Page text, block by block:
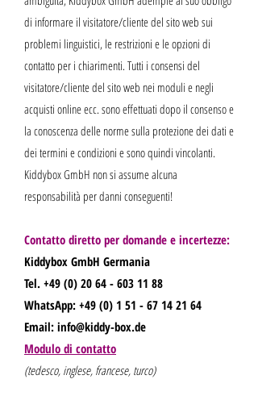
di informare il visitatore/cliente del sito web sui
problemi linguistici, le restrizioni e le opzioni di
contatto per i chiarimenti. Tutti i consensi del
visitatore/cliente del sito web nei moduli e negli
acquisti online ecc. sono effettuati dopo il consenso e
la conoscenza delle norme sulla protezione dei dati e
dei termini e condizioni e sono quindi vincolanti.
Kiddybox GmbH non si assume alcuna
responsabilità per danni conseguenti!
Contatto diretto per domande e incertezze:
Kiddybox GmbH Germania
Tel. +49 (0) 20 64 - 603 11 88
WhatsApp: +49 (0) 1 51 - 67 14 21 64
Email: info@kiddy-box.de
Modulo di contatto
(tedesco, inglese, francese, turco)